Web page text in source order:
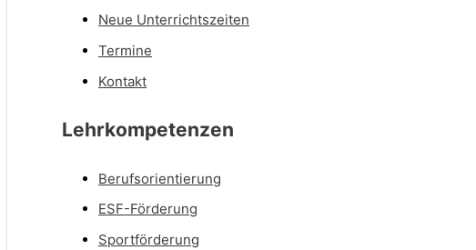
Neue Unterrichtszeiten
Termine
Kontakt
Lehrkompetenzen
Berufsorientierung
ESF-Förderung
Sportförderung